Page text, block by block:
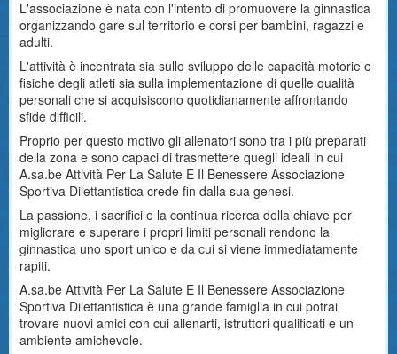
L'associazione è nata con l'intento di promuovere la ginnastica
organizzando gare sul territorio e corsi per bambini, ragazzi e
adulti.
L'attività è incentrata sia sullo sviluppo delle capacità motorie e
fisiche degli atleti sia sulla implementazione di quelle qualità
personali che si acquisiscono quotidianamente affrontando
sfide difficili.
Proprio per questo motivo gli allenatori sono tra i più preparati
della zona e sono capaci di trasmettere quegli ideali in cui
A.sa.be Attività Per La Salute E Il Benessere Associazione
Sportiva Dilettantistica crede fin dalla sua genesi.
La passione, i sacrifici e la continua ricerca della chiave per
migliorare e superare i propri limiti personali rendono la
ginnastica uno sport unico e da cui si viene immediatamente
rapiti.
A.sa.be Attività Per La Salute E Il Benessere Associazione
Sportiva Dilettantistica è una grande famiglia in cui potrai
trovare nuovi amici con cui allenarti, istruttori qualificati e un
ambiente amichevole.